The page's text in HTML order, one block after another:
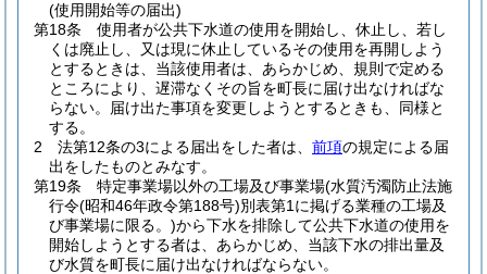
(使用開始等の届出)
第18条
使用者が公共下水道の使用を開始し、休止し、若し
くは廃止し、又は現に休止しているその使用を再開しよう
とするときは、当該使用者は、あらかじめ、規則で定める
ところにより、遅滞なくその旨を町長に届け出なければな
らない。
届け出た事項を変更しようとするときも、同様と
する。
2
法第12条の3による届出をした者は、 前項の規定による届
出をしたものとみなす。
第19条
特定事業場以外の工場及び事業場(水質汚濁防止法施
行令(昭和46年政令第188号)別表第1に掲げる業種の工場及
び事業場に限る。)から下水を排除して公共下水道の使用を
開始しようとする者は、あらかじめ、当該下水の排出量及
び水質を町長に届け出なければならない。